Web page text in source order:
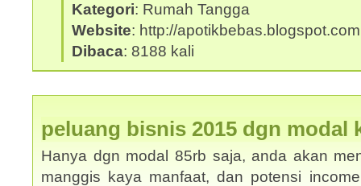
Kategori: Rumah Tangga
Website: http://apotikbebas.blogspot.com
Dibaca: 8188 kali
peluang bisnis 2015 dgn modal
Hanya dgn modal 85rb saja, anda akan
manggis kaya manfaat, dan potensi